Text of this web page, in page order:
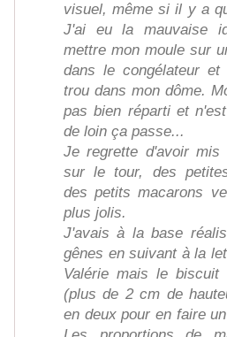
visuel, même si il y a
J'ai eu la mauvaise
mettre mon moule sur
dans le congélateur
trou dans mon dôme.
pas bien réparti et
de loin ça passe...
Je regrette d'avoir mis
sur le tour, des
des petits macarons
plus jolis.
J'avais à la base
gênes en suivant à la
Valérie mais le biscuit
(plus de 2 cm de
en deux pour en faire